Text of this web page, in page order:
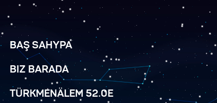
BAŞ SAHYPA
BIZ BARADA
TÜRKMENÄLEM 52.0E